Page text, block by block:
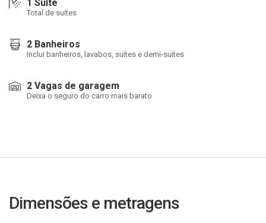
1 Suíte
Total de suítes
2 Banheiros
Inclui banheiros, lavabos, suítes e demi-suítes
2 Vagas de garagem
Deixa o seguro do carro mais barato
Dimensões e metragens